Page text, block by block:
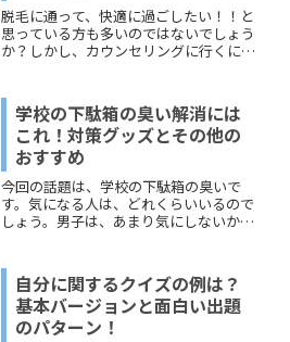
脱毛に通って、快適に過ごしたい！！と
思っている方も多いのではないでしょう
か？しかし、カウンセリングに行くには
んなお悩み解決になる、どれくらい通う
とキレイになって来るのか。ど...
学校の下駄箱の臭い解消には
これ！対策グッズとその他の
おすすめ
今回の話題は、学校の下駄箱の臭いで
す。気になる人は、どれくらいいるので
しょう。男子は、あまり気にしないかも
ら、何とかしたいと悩んでいる生徒さん
たちもいるのではないでしょう...
自分に関するクイズの例は？
基本バージョンと面白い出題
のパターン！